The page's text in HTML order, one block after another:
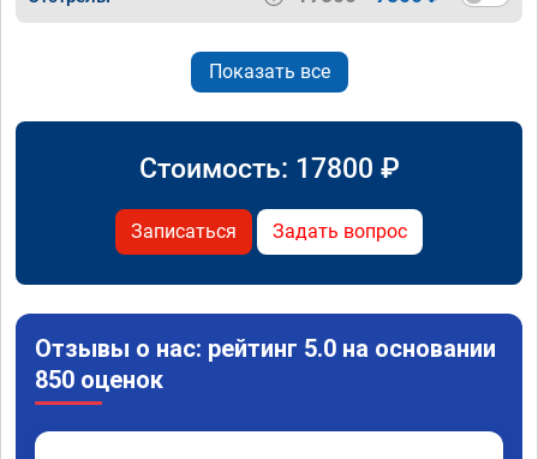
Показать все
Стоимость: 17800 ₽
Записаться Задать вопрос
Отзывы о нас: рейтинг 5.0 на основании
850 оценок